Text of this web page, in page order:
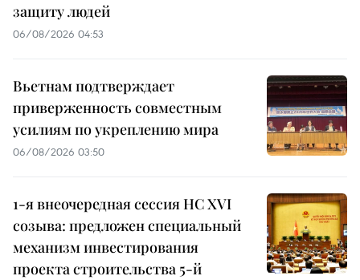
защиту людей
06/08/2026 04:53
Вьетнам подтверждает
приверженность совместным
усилиям по укреплению мира
06/08/2026 03:50
1-я внеочередная сессия НС XVI
созыва: предложен специальный
механизм инвестирования
проекта строительства 5-й